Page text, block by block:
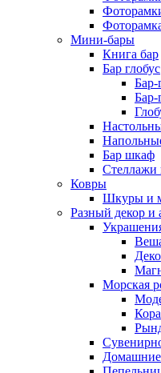
Мини-бары
Книга бар
Бар глобус
Бар-
Бар-
Бар шкаф
Стеллажи
Ковры
Шкуры и
Разный декор и
Морская
Домашние